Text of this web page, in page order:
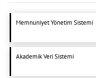
Memnuniyet Yönetim Sistemi
Akademik Veri Sistemi